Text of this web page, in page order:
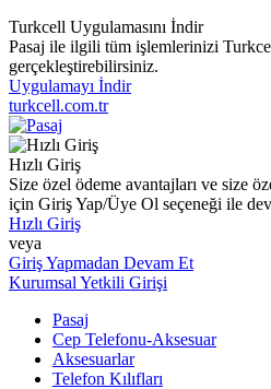
Turkcell Uygulamasını İndir
Pasaj ile ilgili tüm işlemlerinizi
gerçekleştirebilirsiniz.
Uygulamayı İndir
turkcell.com.tr
Hızlı Giriş
Size özel ödeme avantajları ve size
için Giriş Yap/Üye Ol seçeneği ile
Hızlı Giriş
veya
Giriş Yapmadan Devam Et
Kurumsal Yetkili Girişi
Pasaj
Cep Telefonu-Aksesuar
Aksesuarlar
Telefon Kılıfları